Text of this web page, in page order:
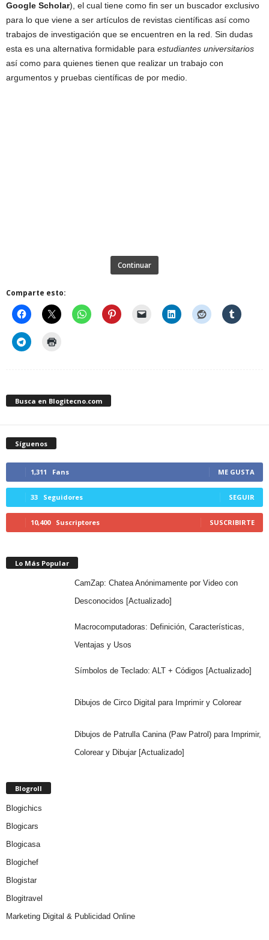
Google Scholar), el cual tiene como fin ser un buscador exclusivo
para lo que viene a ser artículos de revistas científicas así como
trabajos de investigación que se encuentren en la red. Sin dudas
esta es una alternativa formidable para estudiantes universitarios
así como para quienes tienen que realizar un trabajo con
argumentos y pruebas científicas de por medio.
Continuar
Comparte esto:
Busca en Blogitecno.com
Síguenos
1,311 Fans ME GUSTA
33 Seguidores SEGUIR
10,400 Suscriptores SUSCRIBIRTE
Lo Más Popular
CamZap: Chatea Anónimamente por Video con
Desconocidos [Actualizado]
Macrocomputadoras: Definición, Características,
Ventajas y Usos
Símbolos de Teclado: ALT + Códigos [Actualizado]
Dibujos de Circo Digital para Imprimir y Colorear
Dibujos de Patrulla Canina (Paw Patrol) para Imprimir,
Colorear y Dibujar [Actualizado]
Blogroll
Blogichics
Blogicars
Blogicasa
Blogichef
Blogistar
Blogitravel
Marketing Digital & Publicidad Online